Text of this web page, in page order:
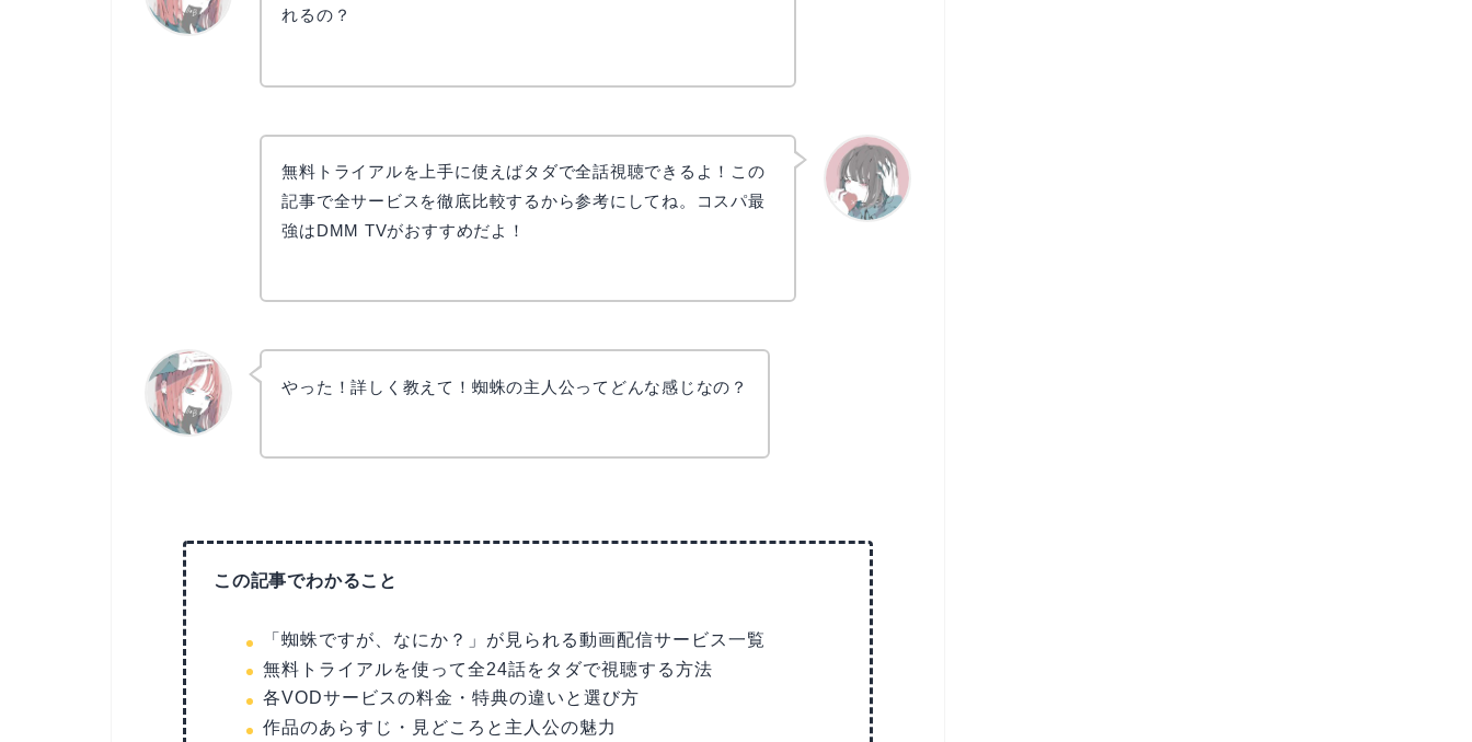
れるの？
無料トライアルを上手に使えばタダで全話視聴できるよ！この
記事で全サービスを徹底比較するから参考にしてね。コスパ最
強はDMM TVがおすすめだよ！
やった！詳しく教えて！蜘蛛の主人公ってどんな感じなの？
この記事でわかること
「蜘蛛ですが、なにか？」が見られる動画配信サービス一覧
無料トライアルを使って全24話をタダで視聴する方法
各VODサービスの料金・特典の違いと選び方
作品のあらすじ・見どころと主人公の魅力